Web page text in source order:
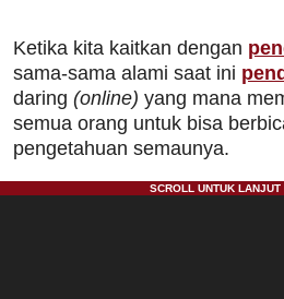
Ketika kita kaitkan dengan
sama-sama alami saat ini
daring (online) yang mana
semua orang untuk bisa
pengetahuan semaunya.